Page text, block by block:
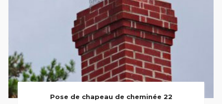
Pose de chapeau de cheminée 22